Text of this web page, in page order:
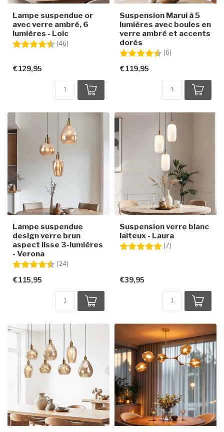
Lampe suspendue or
avec verre ambré, 6
lumières - Loic
Note:
(46)
€129,95
Suspension Marui à 5
lumières avec boules en
verre ambré et accents
dorés
Note:
(6)
€119,95
Lampe suspendue
design verre brun
aspect lisse 3-lumières
- Verona
Note:
(24)
€115,95
Suspension verre blanc
laiteux - Laura
Note:
(7)
€39,95